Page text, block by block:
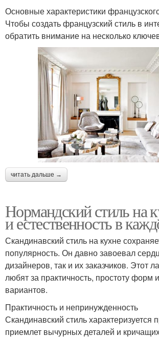
Основные характеристики
Чтобы создать французский стиль в
обратить внимание на несколько
читать дальше →
Нормандский стиль на
и естественность в
Скандинавский стиль на кухне
популярность. Он давно завоевал
дизайнеров, так и их заказчиков. Этот
любят за практичность, простоту форм
вариантов.
Практичность и непринужденность
Скандинавский стиль характеризуется
приемлет вычурных деталей и